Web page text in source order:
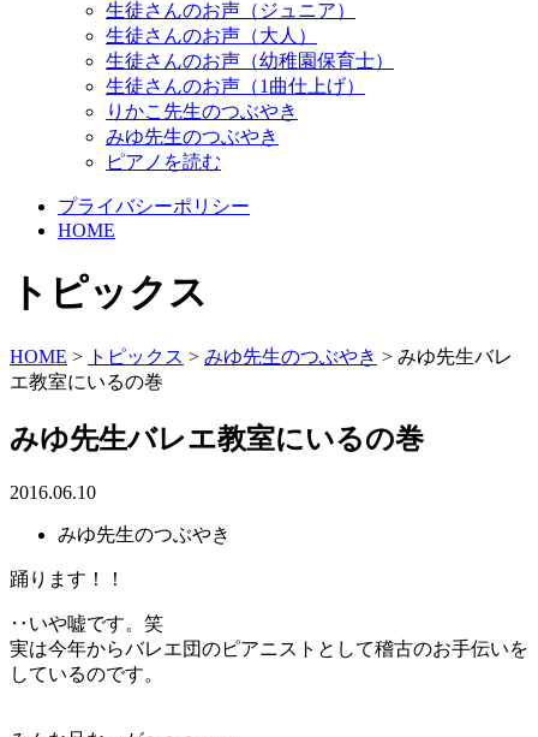
生徒さんのお声（ジュニア）
生徒さんのお声（大人）
生徒さんのお声（幼稚園保育士）
生徒さんのお声（1曲仕上げ）
りかこ先生のつぶやき
みゆ先生のつぶやき
ピアノを読む
プライバシーポリシー
HOME
トピックス
HOME > トピックス > みゆ先生のつぶやき > みゆ先生バレ
エ教室にいるの巻
みゆ先生バレエ教室にいるの巻
2016.06.10
みゆ先生のつぶやき
踊ります！！
‥いや嘘です。笑
実は今年からバレエ団のピアニストとして稽古のお手伝いを
しているのです。